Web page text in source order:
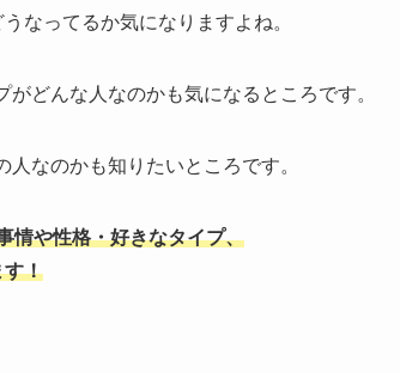
なってるか気になりますよね。
どんな人なのかも気になるところです。
なのかも知りたいところです。
情や性格・好きなタイプ、
す！